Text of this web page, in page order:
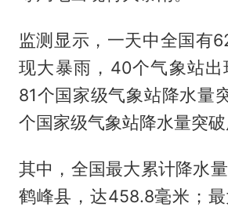
监测显示，一天中全国有
现大暴雨，40个气象站出
81个国家级气象站降水量
个国家级气象站降水量突破
其中，全国最大累计降水
鹤峰县，达458.8毫米；